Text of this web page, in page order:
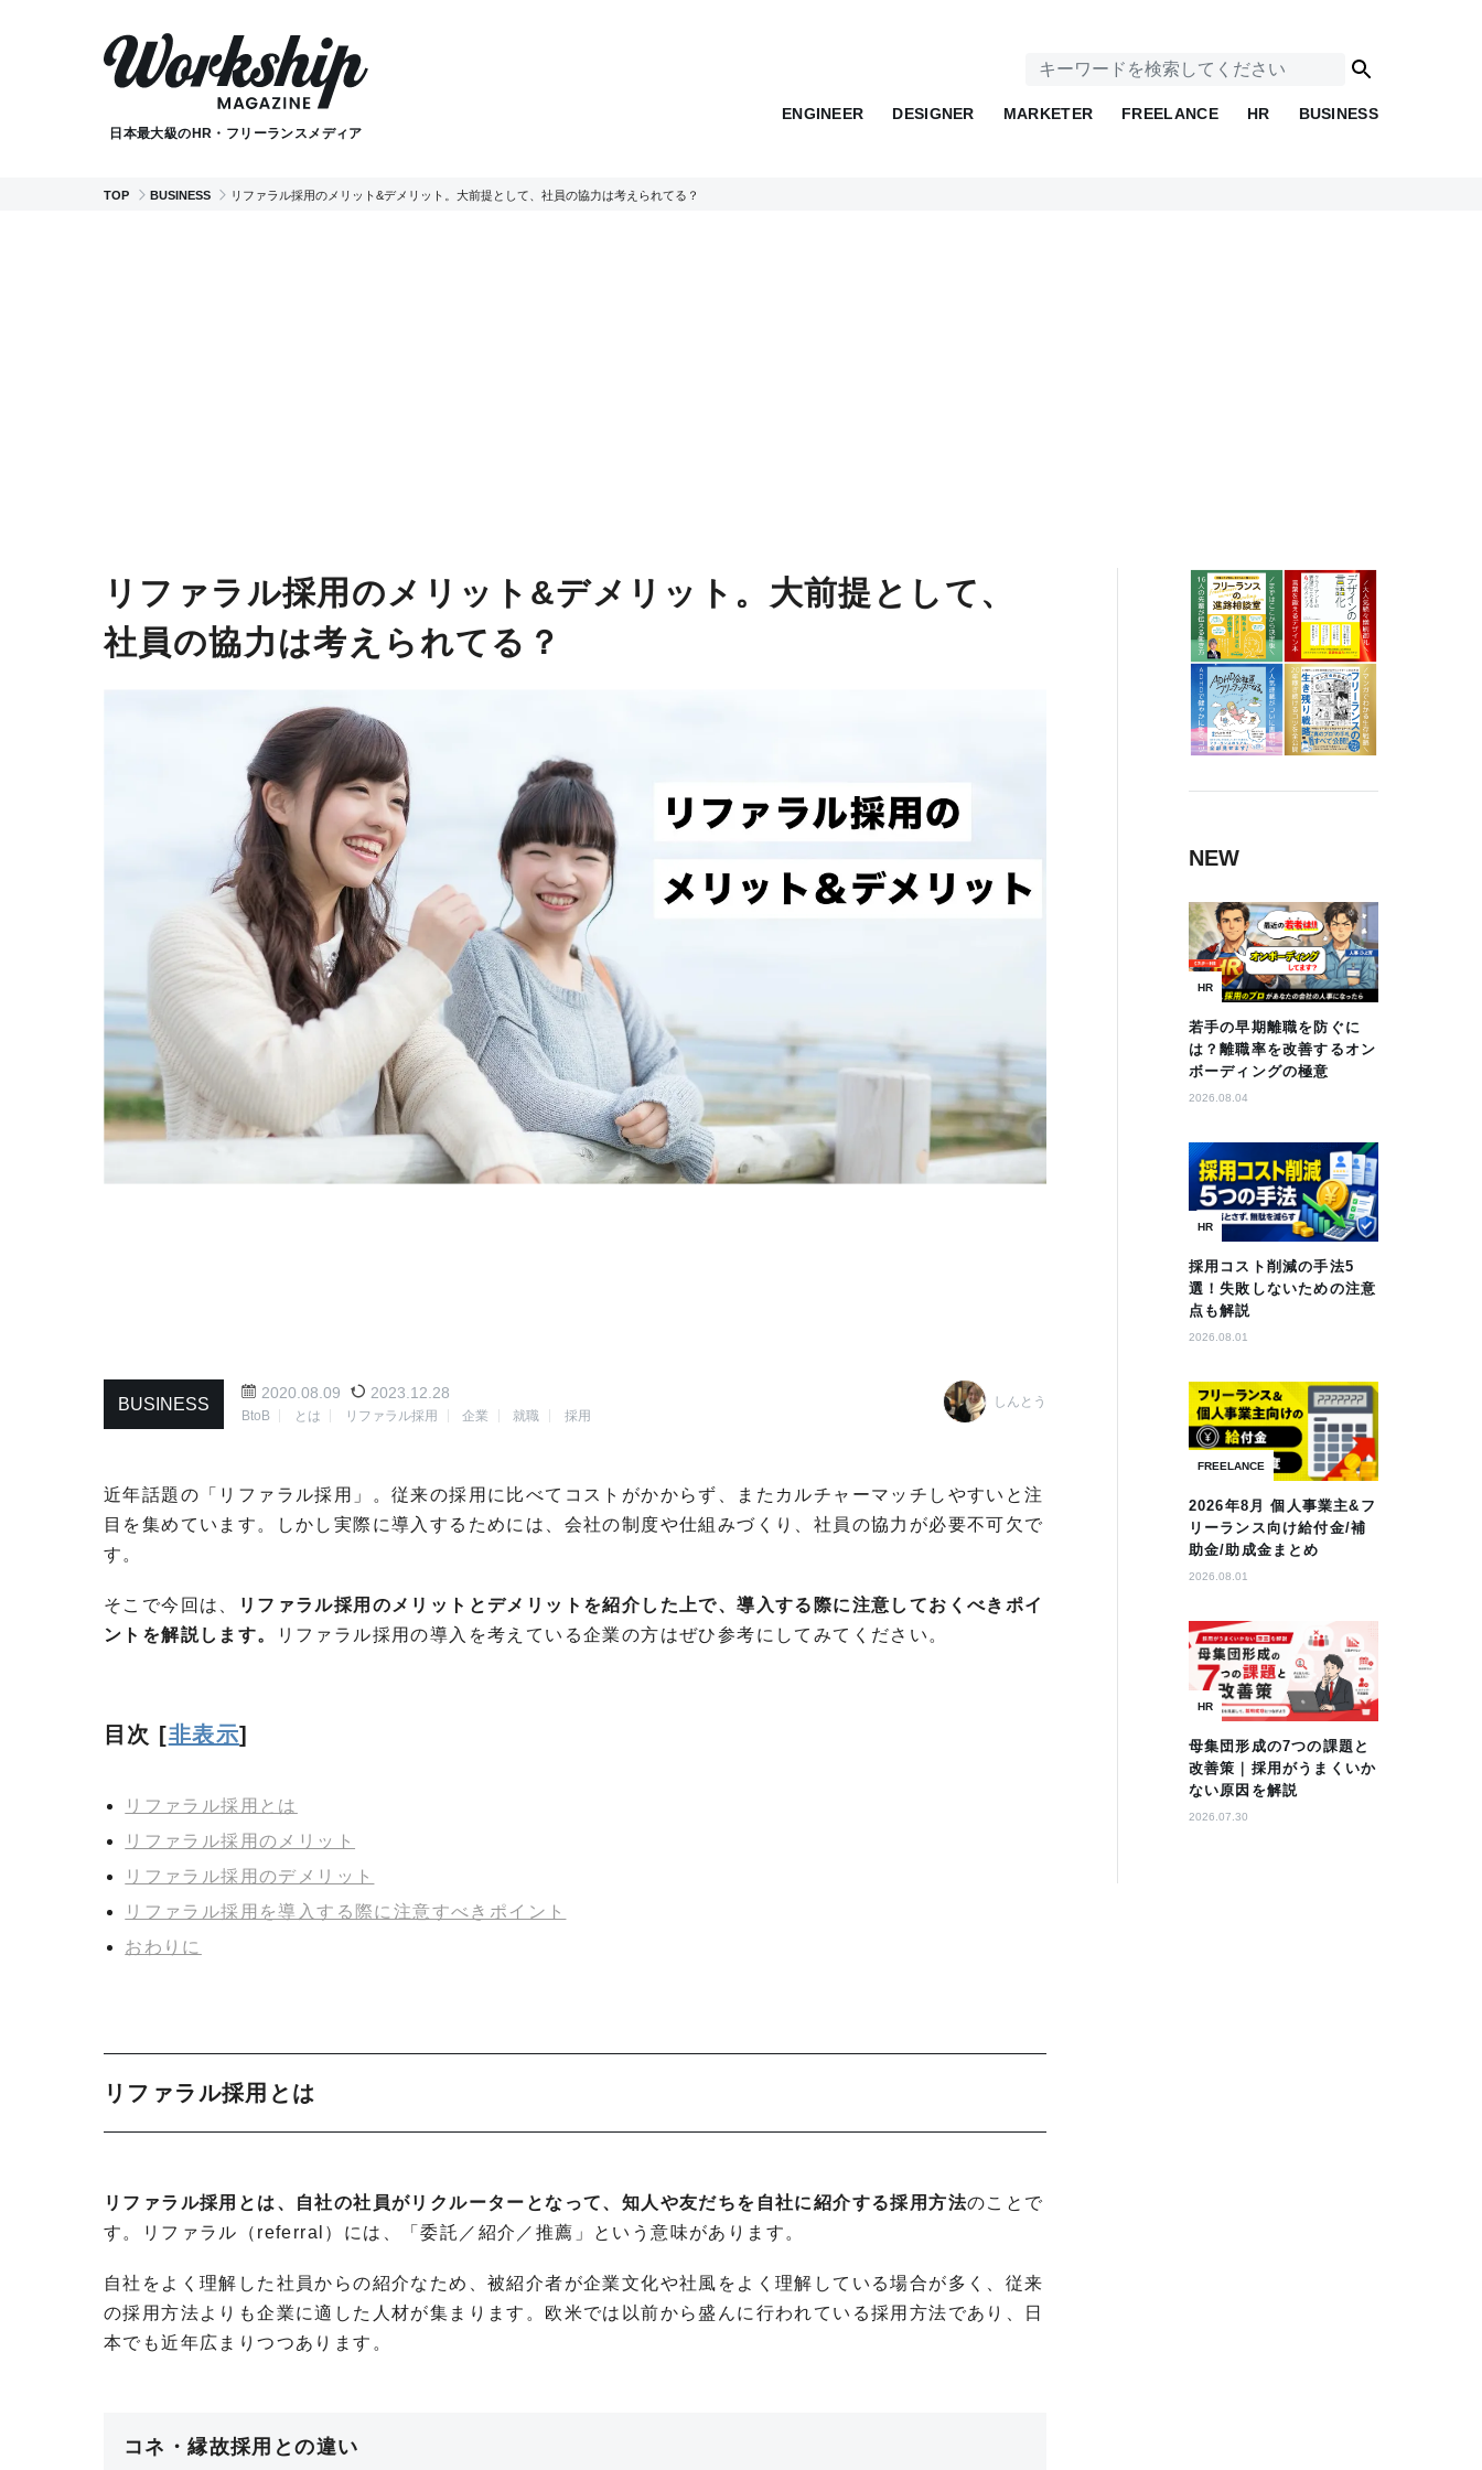
日本最大級のHR・フリーランスメディア
ENGINEER DESIGNER MARKETER FREELANCE HR BUSINESS
TOP BUSINESS リファラル採用のメリット&デメリット。大前提として、社員の協力は考えられてる？
リファラル採用のメリット&デメリット。大前提として、
社員の協力は考えられてる？
BUSINESS しんとう
2020.08.09 2023.12.28
BtoB とは リファラル採用 企業 就職 採用
近年話題の「リファラル採用」。従来の採用に比べてコストがかからず、またカルチャーマッチしやすいと注
目を集めています。しかし実際に導入するためには、会社の制度や仕組みづくり、社員の協力が必要不可欠で
す。
そこで今回は、
リファラル採用のメリットとデメリットを紹介した上で、導入する際に注意しておくべきポイ
ントを解説します。
リファラル採用の導入を考えている企業の方はぜひ参考にしてみてください。
目次 [非表示]
リファラル採用とは
リファラル採用のメリット
リファラル採用のデメリット
リファラル採用を導入する際に注意すべきポイント
おわりに
リファラル採用とは
リファラル採用とは、自社の社員がリクルーターとなって、知人や友だちを自社に紹介する採用方法のことで
す。リファラル（referral）には、「委託／紹介／推薦」という意味があります。
自社をよく理解した社員からの紹介なため、被紹介者が企業文化や社風をよく理解している場合が多く、従来
の採用方法よりも企業に適した人材が集まります。欧米では以前から盛んに行われている採用方法であり、日
本でも近年広まりつつあります。
コネ・縁故採用との違い
NEW
HR
若手の早期離職を防ぐに
は？離職率を改善するオン
ボーディングの極意
2026.08.04
HR
採用コスト削減の手法5
選！失敗しないための注意
点も解説
2026.08.01
FREELANCE
2026年8月 個人事業主&フ
リーランス向け給付金/補
助金/助成金まとめ
2026.08.01
HR
母集団形成の7つの課題と
改善策｜採用がうまくいか
ない原因を解説
2026.07.30